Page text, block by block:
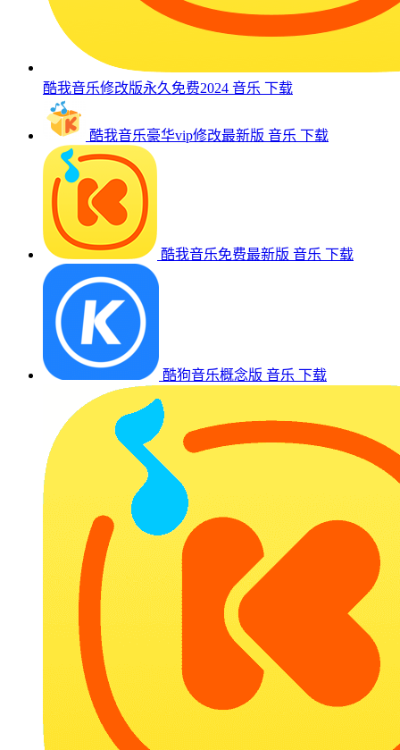
酷我音乐修改版永久免费2024 音乐 下载
酷我音乐豪华vip修改最新版 音乐 下载
酷我音乐免费最新版 音乐 下载
酷狗音乐概念版 音乐 下载